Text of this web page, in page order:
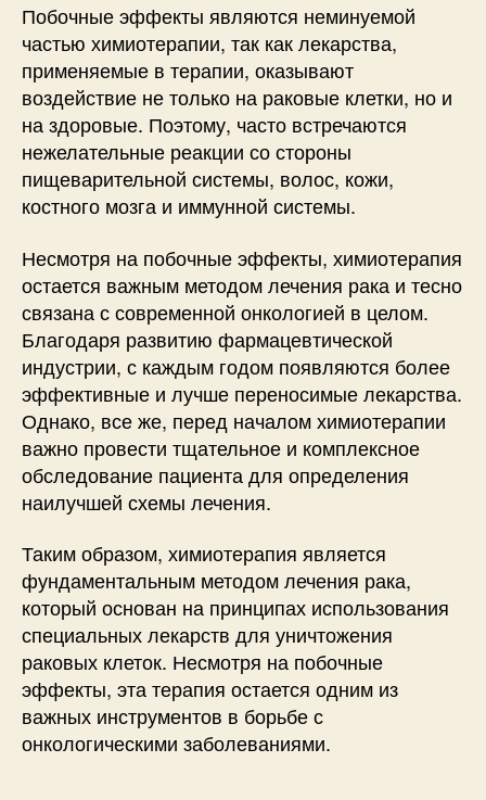
Побочные эффекты являются неминуемой
частью химиотерапии, так как лекарства,
применяемые в терапии, оказывают
воздействие не только на раковые клетки, но и
на здоровые. Поэтому, часто встречаются
нежелательные реакции со стороны
пищеварительной системы, волос, кожи,
костного мозга и иммунной системы.
Несмотря на побочные эффекты, химиотерапия
остается важным методом лечения рака и тесно
связана с современной онкологией в целом.
Благодаря развитию фармацевтической
индустрии, с каждым годом появляются более
эффективные и лучше переносимые лекарства.
Однако, все же, перед началом химиотерапии
важно провести тщательное и комплексное
обследование пациента для определения
наилучшей схемы лечения.
Таким образом, химиотерапия является
фундаментальным методом лечения рака,
который основан на принципах использования
специальных лекарств для уничтожения
раковых клеток. Несмотря на побочные
эффекты, эта терапия остается одним из
важных инструментов в борьбе с
онкологическими заболеваниями.